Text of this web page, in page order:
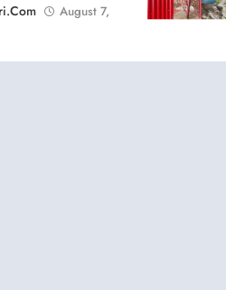
August 7,